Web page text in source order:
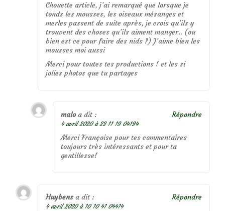
Chouette article, j’ai remarqué que lorsque je
tonds les mousses, les oiseaux mésanges et
merles passent de suite après, je crois qu’ils y
trouvent des choses qu’ils aiment manger.. (ou
bien est ce pour faire des nids ?) J’aime bien les
mousses moi aussi
Merci pour toutes tes productions ! et les si
jolies photos que tu partages
malo a dit :
4 avril 2020 à 23 11 19 04194
Merci Françoise pour tes commentaires
toujours très intéressants et pour ta
gentillesse!
Répondre
Huybens a dit :
4 avril 2020 à 10 10 41 04414
Répondre